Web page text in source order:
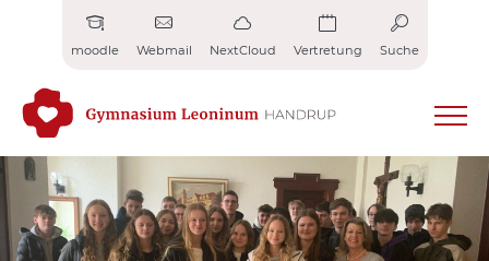
moodle Webmail NextCloud Vertretung Suche